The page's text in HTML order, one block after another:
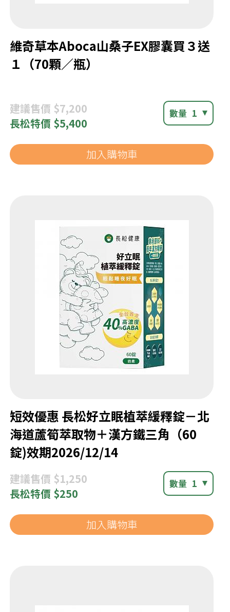
維奇草本Aboca山桑子EX膠囊買３送
１（70顆／瓶）
建議售價 $7,200
長松特價 $5,400
數量 1
加入購物車
短效優惠 長松好立眠植萃緩釋錠－北
海道蘆筍萃取物＋漢方鐵三角（60
錠)效期2026/12/14
建議售價 $1,250
長松特價 $250
數量 1
加入購物車